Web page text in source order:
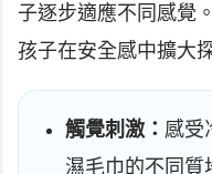
子逐步適應不同感覺
孩子在安全感中擴大
觸覺刺激： 感受
濕毛巾的不同質